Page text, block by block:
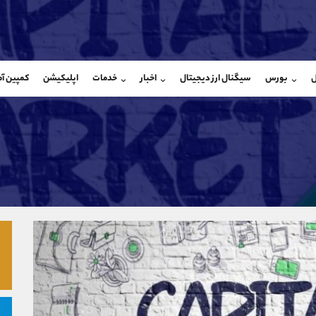
بورس سیگنال ارز دیجیتال اخبار خدمات اپلیکیشن کمپین
شروع گفتگو
@Armteam_admin_por
107
شروع
داخلی